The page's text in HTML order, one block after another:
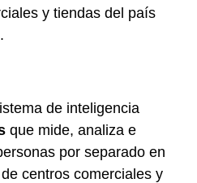
y tiendas del país
de inteligencia
que mide, analiza e
por separado en
centros comerciales y